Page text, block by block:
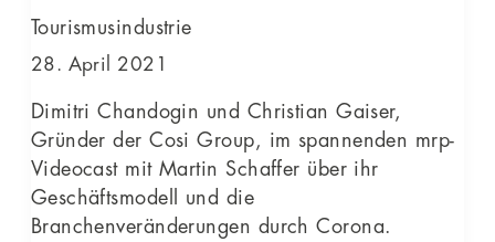
Tourismusindustrie
28. April 2021
Dimitri Chandogin und Christian Gaiser,
Gründer der Cosi Group, im spannenden mrp-
Videocast mit Martin Schaffer über ihr
Geschäftsmodell und die
Branchenveränderungen durch Corona.